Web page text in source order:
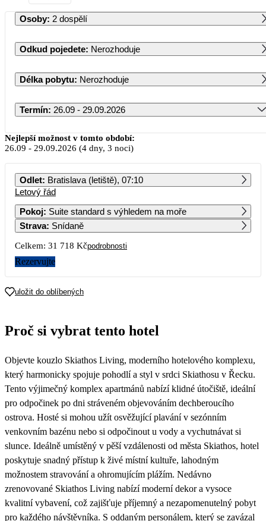
Osoby: 2 dospělí
Odkud pojedete: Nerozhoduje
Délka pobytu: Nerozhoduje
Termín: 26.09 - 29.09.2026
Září 2026
PO ÚT ST ČT PÁ SO NE
22 269 23 049 29 279 23 389
7
14
21
16 529 16 219
Nejlepší možnost v tomto období:
26.09 - 29.09.2026 (4 dny, 3 noci)
Odlet: Bratislava (letiště), 07:10
Letový řád
Pokoj:
Suite standard s výhledem na moře
Strava: Snídaně
Celkem: 31 718 Kčpodrobnosti
Rezervujte
uložit do oblíbených
Proč si vybrat tento hotel
Objevte kouzlo Skiathos Living, moderního hotelového komplexu,
který harmonicky spojuje pohodlí a styl v srdci Skiathosu v Řecku.
Tento výjimečný komplex apartmánů nabízí klidné útočiště, ideální
pro odpočinek po dni stráveném objevováním dechberoucího
ostrova. Hosté si mohou užít osvěžující plavání v sezónním
venkovním bazénu nebo si odpočinout u vody a vychutnávat si
slunce. Ideálně umístěný v pěší vzdálenosti od města Skiathos, hotel
poskytuje snadný přístup k živé místní kultuře, lahodným
možnostem stravování a ohromujícím plážím. Nedávno
zrenovované Skiathos Living nabízí moderní dekor a vysoce
kvalitní vybavení, což zajišťuje příjemný a nezapomenutelný pobyt
pro každého návštěvníka. S oddaným personálem, který se zavázal